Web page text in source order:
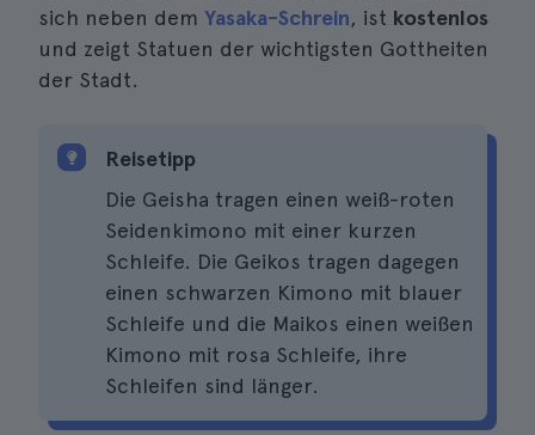
sich neben dem Yasaka-Schrein, ist kostenlos
und zeigt Statuen der wichtigsten Gottheiten
der Stadt.
Reisetipp
Die Geisha tragen einen weiß-roten
Seidenkimono mit einer kurzen
Schleife. Die Geikos tragen dagegen
einen schwarzen Kimono mit blauer
Schleife und die Maikos einen weißen
Kimono mit rosa Schleife, ihre
Schleifen sind länger.